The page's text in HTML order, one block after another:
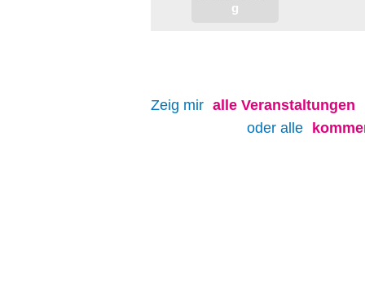
Zeig mir alle Veranstaltungen
oder alle